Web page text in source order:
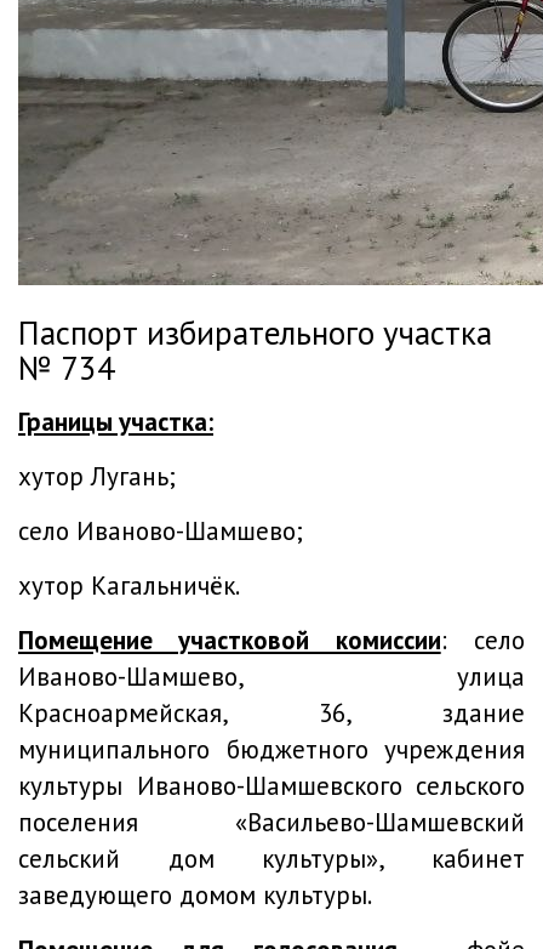
Паспорт избирательного участка
№ 734
Границы участка:
хутор Лугань;
село Иваново-Шамшево;
хутор Кагальничёк.
Помещение участковой комиссии: село
Иваново-Шамшево, улица
Красноармейская, 36, здание
муниципального бюджетного учреждения
культуры Иваново-Шамшевского сельского
поселения «Васильево-Шамшевский
сельский дом культуры», кабинет
заведующего домом культуры.